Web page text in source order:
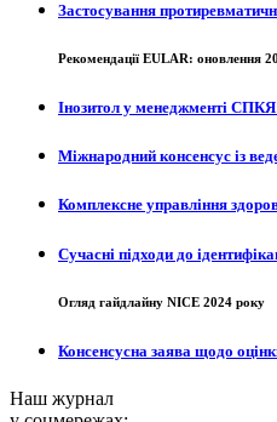
Застосування
Рекомендації EULAR: оновлення
Інозитол у менеджменті
Міжнародний консенсус із
Комплексне управління
Сучасні підходи до
Огляд гайдлайну NICE 2024 року
Консенсусна заява щодо
Наш журнал